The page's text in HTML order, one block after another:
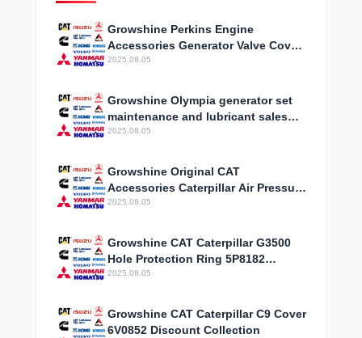
Growshine Perkins Engine
Accessories Generator Valve Cover
T417513, T426695
2025.08.05
Growshine Olympia generator set
maintenance and lubricant sales
T403061
2025.08.05
Growshine Original CAT
Accessories Caterpillar Air Pressure
Regulator Assembly 3301843
2025.08.05
Growshine CAT Caterpillar G3500
Hole Protection Ring 5P8182
Selected Special Offers
2025.08.05
Growshine CAT Caterpillar C9 Cover
6V0852 Discount Collection